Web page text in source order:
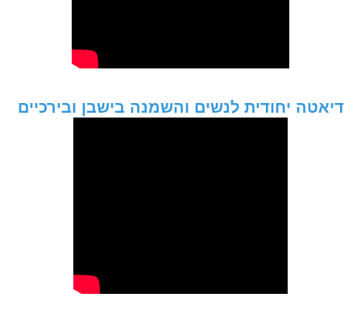
דיאטה יחודית לנשים והשמנה בישבן ובירכיים